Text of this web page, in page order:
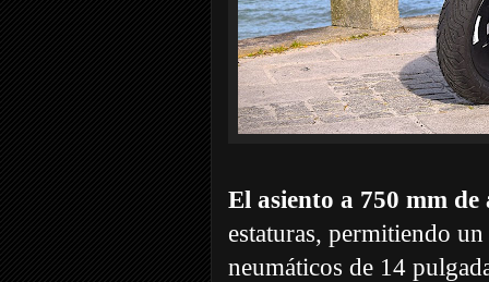
El asiento a 750 mm
estaturas, permitiendo
neumáticos de 14